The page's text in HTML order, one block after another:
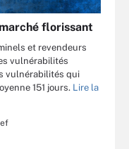
florissant
et revendeurs
vulnérabilités
vulnérabilités qui
151 jours. Lire la